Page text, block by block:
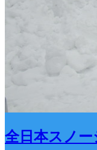
全日本スノ